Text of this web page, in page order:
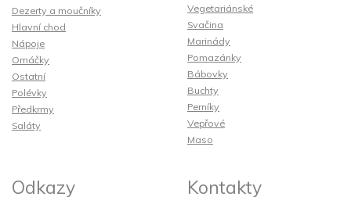
Dezerty a moučníky
Hlavní chod
Nápoje
Omáčky
Ostatní
Polévky
Předkrmy
Saláty
Vegetariánské
Svačina
Marinády
Pomazánky
Bábovky
Buchty
Perníky
Vepřové
Maso
Odkazy Kontakty